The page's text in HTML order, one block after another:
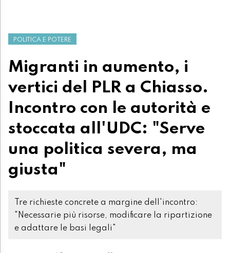
POLITICA E POTERE
Migranti in aumento, i
vertici del PLR a Chiasso.
Incontro con le autorità e
stoccata all'UDC: "Serve
una politica severa, ma
giusta"
Tre richieste concrete a margine dell'incontro:
"Necessarie più risorse, modificare la ripartizione
e adattare le basi legali"